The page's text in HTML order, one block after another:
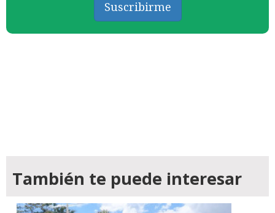
Suscribirme
También te puede interesar